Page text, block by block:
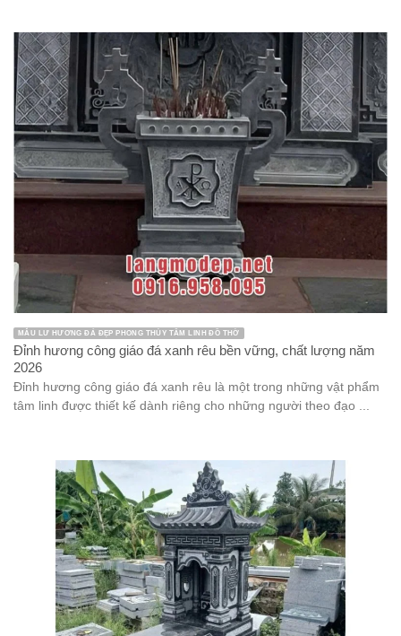
MẪU LƯ HƯƠNG ĐÁ ĐẸP PHONG THỦY TÂM LINH ĐỒ THỜ
Đỉnh hương công giáo đá xanh rêu bền vững, chất lượng năm
2026
Đỉnh hương công giáo đá xanh rêu là một trong những vật phẩm
tâm linh được thiết kế dành riêng cho những người theo đạo ...